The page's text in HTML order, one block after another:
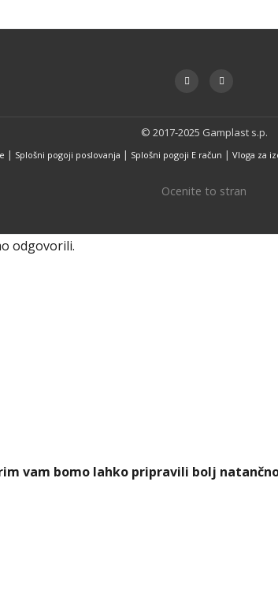
fa-
fa-
© 2017-2025 Gamplast s.p.
| Splošni pogoji poslovanja | Splošni pogoji E račun | Vloga za
Ocenite to stran
odgovorili.
vam bomo lahko pripravili bolj